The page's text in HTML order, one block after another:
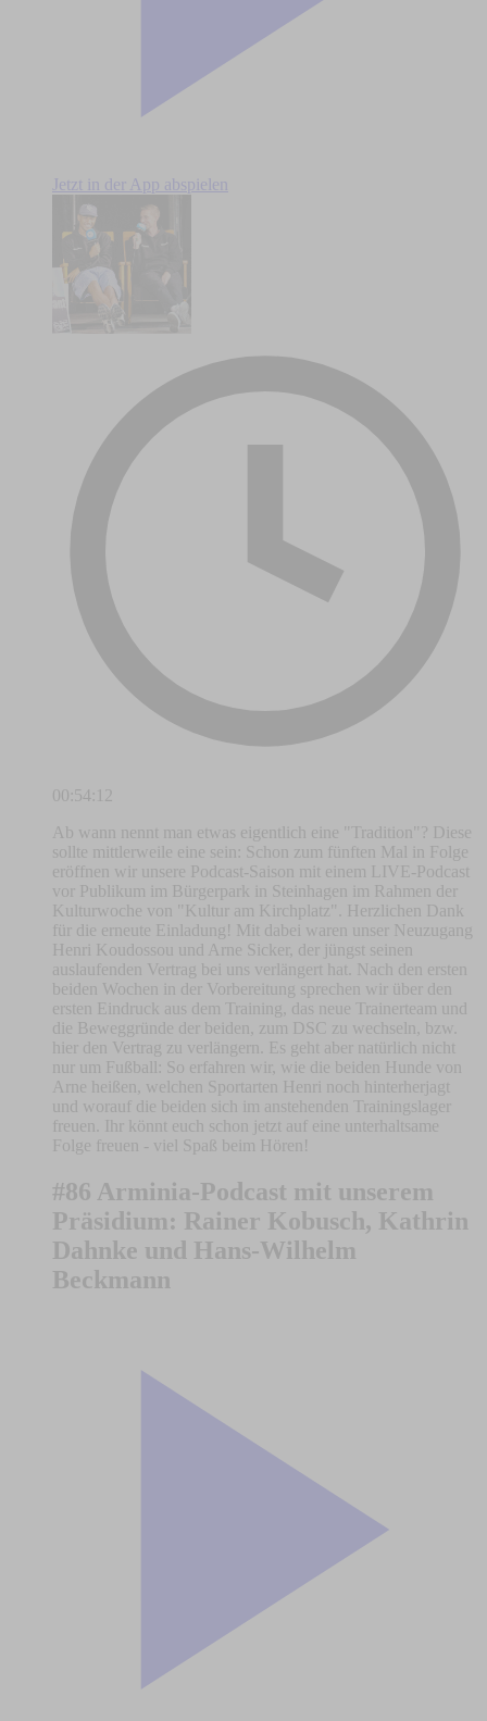
Jetzt in der App abspielen
00:54:12
Ab wann nennt man etwas eigentlich eine "Tradition"? Diese
sollte mittlerweile eine sein: Schon zum fünften Mal in Folge
eröffnen wir unsere Podcast-Saison mit einem LIVE-Podcast
vor Publikum im Bürgerpark in Steinhagen im Rahmen der
Kulturwoche von "Kultur am Kirchplatz". Herzlichen Dank
für die erneute Einladung! Mit dabei waren unser Neuzugang
Henri Koudossou und Arne Sicker, der jüngst seinen
auslaufenden Vertrag bei uns verlängert hat. Nach den ersten
beiden Wochen in der Vorbereitung sprechen wir über den
ersten Eindruck aus dem Training, das neue Trainerteam und
die Beweggründe der beiden, zum DSC zu wechseln, bzw.
hier den Vertrag zu verlängern. Es geht aber natürlich nicht
nur um Fußball: So erfahren wir, wie die beiden Hunde von
Arne heißen, welchen Sportarten Henri noch hinterherjagt
und worauf die beiden sich im anstehenden Trainingslager
freuen. Ihr könnt euch schon jetzt auf eine unterhaltsame
Folge freuen - viel Spaß beim Hören!
#86 Arminia-Podcast mit unserem
Präsidium: Rainer Kobusch, Kathrin
Dahnke und Hans-Wilhelm
Beckmann